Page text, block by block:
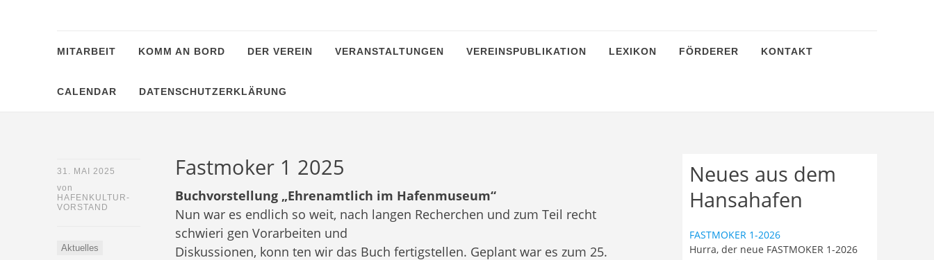
MITARBEIT KOMM AN BORD DER VEREIN VERANSTALTUNGEN VEREINSPUBLIKATION LEXIKON FÖRDERER KONTAKT
CALENDAR DATENSCHUTZERKLÄRUNG
31. MAI 2025
von
HAFENKULTUR-
VORSTAND
Aktuelles
Fastmoker 1 2025
Buchvorstellung „Ehrenamtlich im Hafenmuseum“
Nun war es endlich so weit, nach langen Recherchen und zum Teil recht
schwieri­ gen Vorarbeiten und
Diskussionen, konn­ ten wir das Buch fertigstellen. Geplant war es zum 25.
Neues aus dem
Hansahafen
FASTMOKER 1-2026
Hurra, der neue FASTMOKER 1-2026